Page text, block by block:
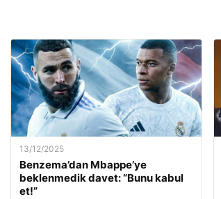
13/12/2025
Benzema’dan Mbappe’ye
beklenmedik davet: “Bunu kabul
et!”